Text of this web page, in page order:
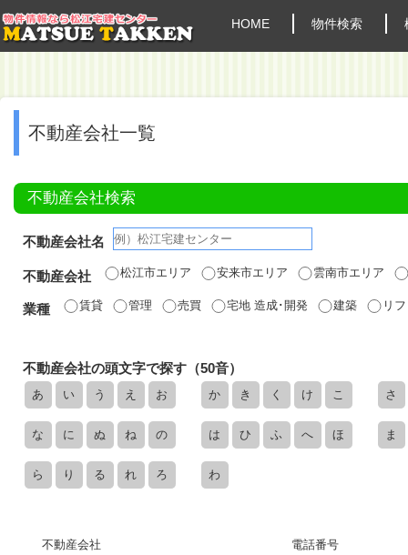
HOME 物件検索
不動産会社一覧
不動産会社検索
不動産会社名
不動産会社 松江市エリア 安来市エリア 雲南市エリア
業種 賃貸 管理 売買 宅地 造成･開発 建築 リ
不動産会社の頭文字で探す（50音）
あ い う え お か き く け こ さ
な に ぬ ね の は ひ ふ へ ほ ま
ら り る れ ろ わ
不動産会社
電話番号